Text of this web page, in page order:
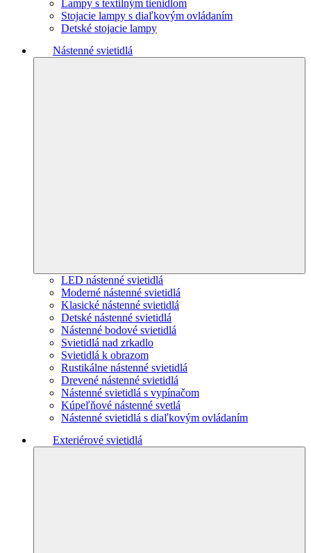
Lampy s textilným tienidlom
Stojacie lampy s diaľkovým ovládaním
Detské stojacie lampy
Nástenné svietidlá
LED nástenné svietidlá
Moderné nástenné svietidlá
Klasické nástenné svietidlá
Detské nástenné svietidlá
Nástenné bodové svietidlá
Svietidlá nad zrkadlo
Svietidlá k obrazom
Rustikálne nástenné svietidlá
Drevené nástenné svietidlá
Nástenné svietidlá s vypínačom
Kúpeľňové nástenné svetlá
Nástenné svietidlá s diaľkovým ovládaním
Exteriérové svietidlá